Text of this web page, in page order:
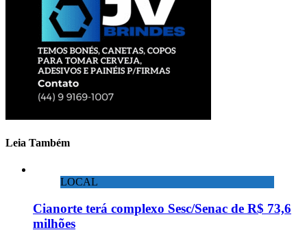
Leia Também
LOCAL
Cianorte terá complexo Sesc/Senac de R$ 73,6
milhões